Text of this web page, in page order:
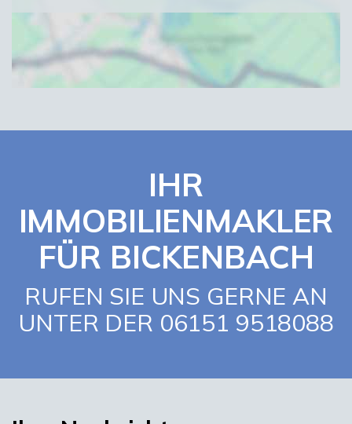
IHR
IMMOBILIENMAKLER
FÜR BICKENBACH
RUFEN SIE UNS GERNE AN
UNTER DER 06151 9518088